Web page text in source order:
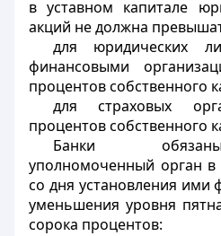
в уставном капитале
акций не должна
для юридических
финансовыми
процентов собственного
для страховых
процентов собственного
Банки
уполномоченный орган в
со дня установления ими
уменьшения уровня
сорока процентов: